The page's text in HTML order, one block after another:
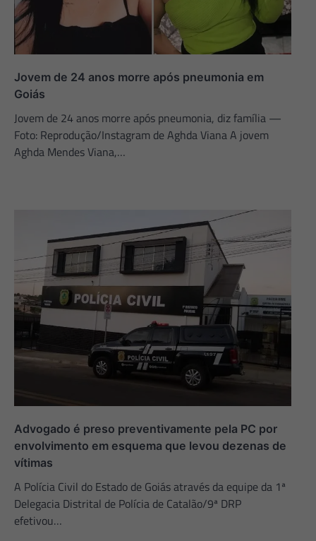
Jovem de 24 anos morre após pneumonia em
Goiás
Jovem de 24 anos morre após pneumonia, diz família —
Foto: Reprodução/Instagram de Aghda Viana A jovem
Aghda Mendes Viana,…
Advogado é preso preventivamente pela PC por
envolvimento em esquema que levou dezenas de
vítimas
A Polícia Civil do Estado de Goiás através da equipe da 1ª
Delegacia Distrital de Polícia de Catalão/9ª DRP
efetivou…